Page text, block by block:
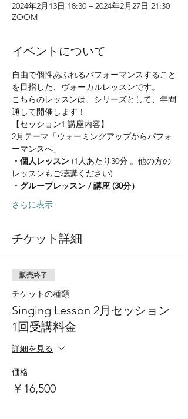
2024年2月13日 18:30 – 2024年2月27日 21:30
ZOOM
イベントについて
自由で個性あふれるパフォーマンスすること
を目指した、ヴォーカルレッスンです。
こちらのレッスンは、シリーズとして、年間
通して開催します！
【セッション1 講座内容】
2月テーマ「ウォーミングアップからパフォ
ーマンスへ」
・個人レッスン (1人あたり30分 。他の方の
レッスンもご聴講ください)
・グループレッスン / 講座 (30分）
さらに表示
チケット詳細
販売終了
チケットの種類
Singing Lesson 2月セッション
1回受講料金
詳細を見る
価格
￥16,500